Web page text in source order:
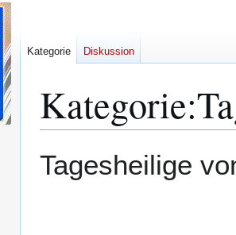
Kategorie:
Navigation
Suche
Tagesheilige
Kategorie Diskussion